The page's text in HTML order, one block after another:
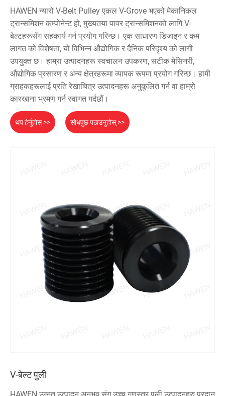
HAWEN न्यारो V-Belt Pulley एकल V-Grove भएको मेकानिकल
ट्रान्समिशन कम्पोनेन्ट हो, मुख्यतया पावर ट्रान्समिशनको लागि V-
बेल्टहरूसँग सहकार्य गर्न प्रयोग गरिन्छ। एक साधारण डिजाइन र कम
लागत को विशेषता, यो विभिन्न औद्योगिक र दैनिक परिदृश्य को लागी
उपयुक्त छ। हाम्रा उत्पादनहरू स्वचालन उपकरण, सटीक मेसिनरी,
औद्योगिक प्रसारण र अन्य क्षेत्रहरूमा व्यापक रूपमा प्रयोग गरिन्छ। हामी
ग्राहकहरूलाई प्रति रेखाचित्र उत्पादनहरू अनुकूलित गर्न वा हाम्रो
कारखाना भ्रमण गर्न स्वागत गर्दछौं।
थप हेर्नुहोस् >> सोधपुछ पठाउनुहोस् >>
V-बेल्ट पुली